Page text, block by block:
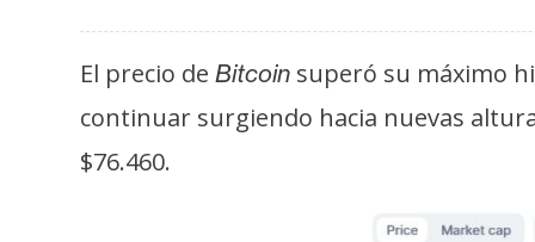
t
o
y
P
u
El precio de Bitcoin superó su máximo
continuar surgiendo hacia nuevas
$76.460.